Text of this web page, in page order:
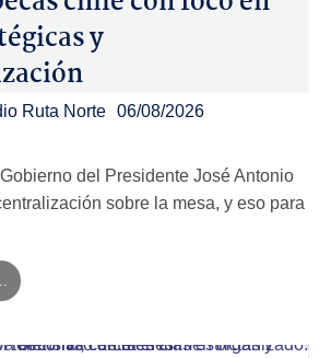
y
Ruta Norte 06/08/2026
del Presidente José Antonio
sobre la mesa, y eso para